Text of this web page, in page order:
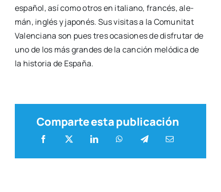
espa­ñol, así como otros en ita­liano, fran­cés, ale­
mán, inglés y japo­nés. Sus visi­tas a la Comu­ni­tat
Valen­cia­na son pues tres oca­sio­nes de dis­fru­tar de
uno de los más gran­des de la can­ción meló­di­ca de
la his­to­ria de Espa­ña.
Comparte esta publicación